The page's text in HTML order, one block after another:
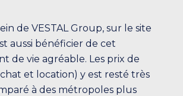
de VESTAL Group, sur le site
aussi bénéficier de cet
de vie agréable. Les prix de
et location) y est resté très
à des métropoles plus